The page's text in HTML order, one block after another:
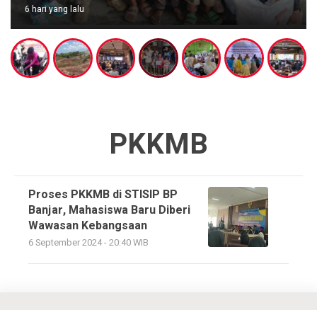
6 hari yang lalu
PKKMB
Proses PKKMB di STISIP BP
Banjar, Mahasiswa Baru Diberi
Wawasan Kebangsaan
6 September 2024 - 20:40 WIB